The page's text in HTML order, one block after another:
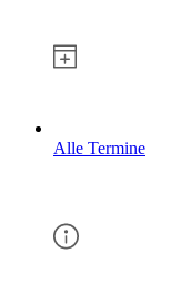
Alle Termine